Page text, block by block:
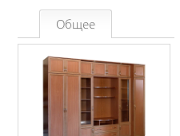
Общее